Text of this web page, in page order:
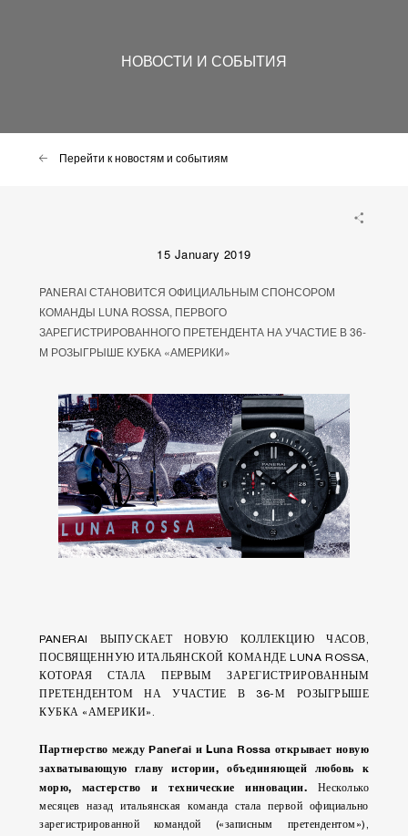
НОВОСТИ И СОБЫТИЯ
Перейти к новостям и событиям
15 January 2019
PANERAI СТАНОВИТСЯ ОФИЦИАЛЬНЫМ СПОНСОРОМ
КОМАНДЫ LUNA ROSSA, ПЕРВОГО
ЗАРЕГИСТРИРОВАННОГО ПРЕТЕНДЕНТА НА УЧАСТИЕ В 36-
М РОЗЫГРЫШЕ КУБКА «АМЕРИКИ»
PANERAI ВЫПУСКАЕТ НОВУЮ КОЛЛЕКЦИЮ ЧАСОВ,
ПОСВЯЩЕННУЮ ИТАЛЬЯНСКОЙ КОМАНДЕ LUNA ROSSA,
КОТОРАЯ СТАЛА ПЕРВЫМ ЗАРЕГИСТРИРОВАННЫМ
ПРЕТЕНДЕНТОМ НА УЧАСТИЕ В 36-М РОЗЫГРЫШЕ
КУБКА «АМЕРИКИ».
Партнерство между Panerai и Luna Rossa открывает новую
захватывающую главу истории, объединяющей любовь к
морю, мастерство и технические инновации. Несколько
месяцев назад итальянская команда стала первой официально
зарегистрированной командой («записным претендентом»),